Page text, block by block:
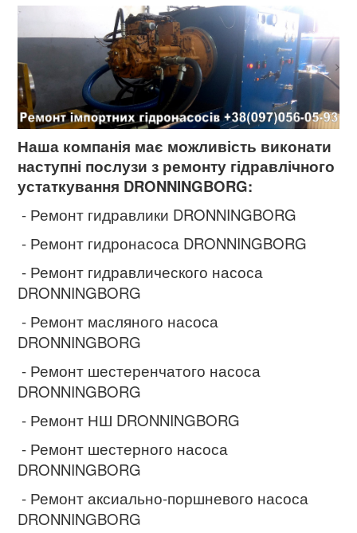
Наша компанія має можливість виконати
наступні послузи з ремонту гідравлічного
устаткування DRONNINGBORG:
- Ремонт гидравлики DRONNINGBORG
- Ремонт гидронасоса DRONNINGBORG
- Ремонт гидравлического насоса
DRONNINGBORG
- Ремонт масляного насоса
DRONNINGBORG
- Ремонт шестеренчатого насоса
DRONNINGBORG
- Ремонт НШ DRONNINGBORG
- Ремонт шестерного насоса
DRONNINGBORG
- Ремонт аксиально-поршневого насоса
DRONNINGBORG